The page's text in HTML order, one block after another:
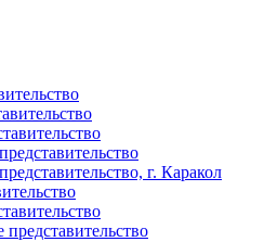
г. Каракол